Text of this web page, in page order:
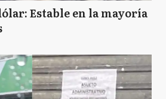
Estable en la mayoría